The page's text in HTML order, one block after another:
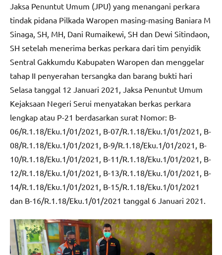
Jaksa Penuntut Umum (JPU) yang menangani perkara
tindak pidana Pilkada Waropen masing-masing Baniara M
Sinaga, SH, MH, Dani Rumaikewi, SH dan Dewi Sitindaon,
SH setelah menerima berkas perkara dari tim penyidik
Sentral Gakkumdu Kabupaten Waropen dan menggelar
tahap II penyerahan tersangka dan barang bukti hari
Selasa tanggal 12 Januari 2021, Jaksa Penuntut Umum
Kejaksaan Negeri Serui menyatakan berkas perkara
lengkap atau P-21 berdasarkan surat Nomor: B-
06/R.1.18/Eku.1/01/2021, B-07/R.1.18/Eku.1/01/2021, B-
08/R.1.18/Eku.1/01/2021, B-9/R.1.18/Eku.1/01/2021, B-
10/R.1.18/Eku.1/01/2021, B-11/R.1.18/Eku.1/01/2021, B-
12/R.1.18/Eku.1/01/2021, B-13/R.1.18/Eku.1/01/2021, B-
14/R.1.18/Eku.1/01/2021, B-15/R.1.18/Eku.1/01/2021
dan B-16/R.1.18/Eku.1/01/2021 tanggal 6 Januari 2021.